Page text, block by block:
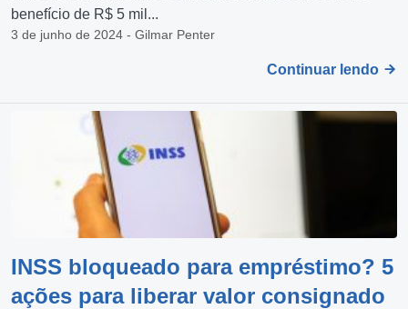
benefício de R$ 5 mil...
3 de junho de 2024 - Gilmar Penter
Continuar lendo
INSS bloqueado para empréstimo? 5
ações para liberar valor consignado